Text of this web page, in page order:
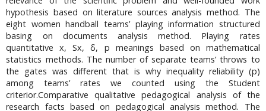
hypothesis based on literature sources analysis method. The
eight women handball teams’ playing information structured
basing on documents analysis method. Playing rates
quantitative x, Sx, δ, p meanings based on mathematical
statistics methods. The number of separate teams’ throws to
the gates was different that is why inequality reliability (p)
among teams’ rates we counted using the Student
criterior.Comparative qualitative pedagogical analysis of the
research facts based on pedagogical analysis method. The